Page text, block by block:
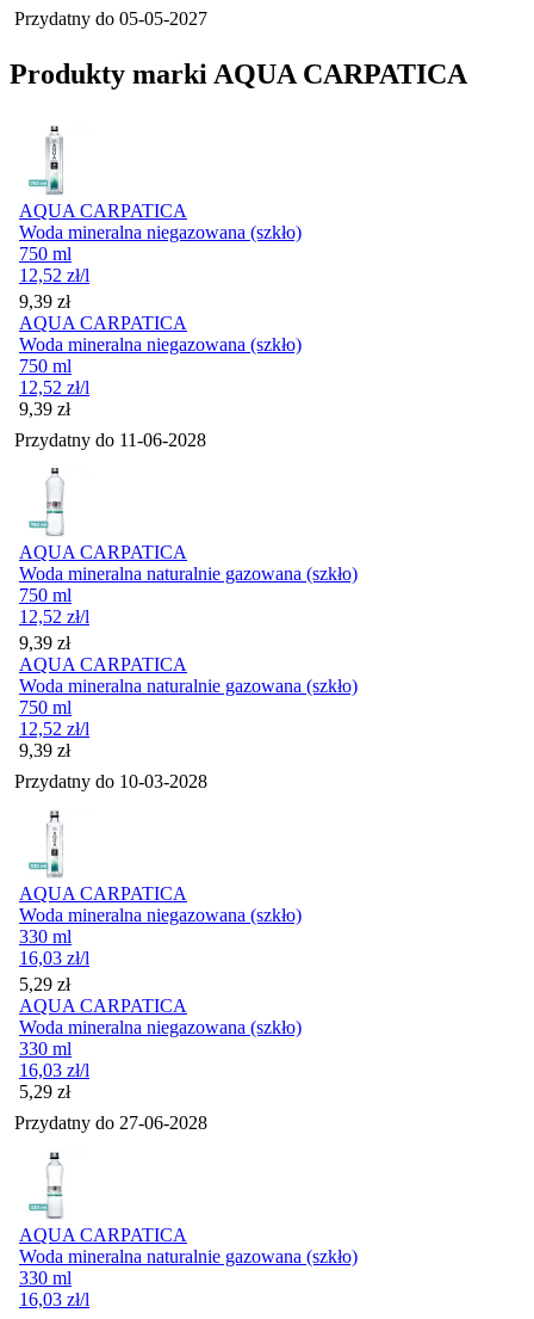
Przydatny do 05-05-2027
Produkty marki AQUA CARPATICA
AQUA CARPATICA
Woda mineralna niegazowana (szkło)
750 ml
12,52 zł/l
Cena
9,39 zł
AQUA CARPATICA
Woda mineralna niegazowana (szkło)
750 ml
12,52 zł/l
Cena
9,39 zł
Przydatny do 11-06-2028
AQUA CARPATICA
Woda mineralna naturalnie gazowana (szkło)
750 ml
12,52 zł/l
Cena
9,39 zł
AQUA CARPATICA
Woda mineralna naturalnie gazowana (szkło)
750 ml
12,52 zł/l
Cena
9,39 zł
Przydatny do 10-03-2028
AQUA CARPATICA
Woda mineralna niegazowana (szkło)
330 ml
16,03 zł/l
Cena
5,29 zł
AQUA CARPATICA
Woda mineralna niegazowana (szkło)
330 ml
16,03 zł/l
Cena
5,29 zł
Przydatny do 27-06-2028
AQUA CARPATICA
Woda mineralna naturalnie gazowana (szkło)
330 ml
16,03 zł/l